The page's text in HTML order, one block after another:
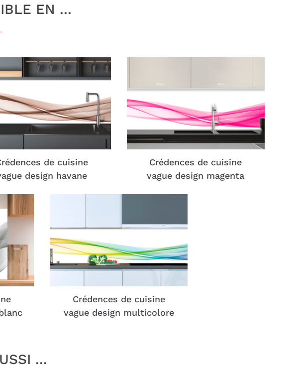
EN ...
de cuisine
design havane
Crédences de cuisine
vague design magenta
Crédences de cuisine
vague design multicolore
...